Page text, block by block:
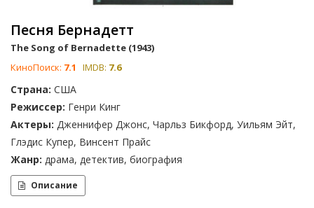
Песня Бернадетт
The Song of Bernadette (1943)
КиноПоиск: 7.1 IMDB: 7.6
Страна: США
Режиссер: Генри Кинг
Актеры: Дженнифер Джонс, Чарльз Бикфорд, Уильям Эйт,
Глэдис Купер, Винсент Прайс
Жанр: драма, детектив, биография
Описание